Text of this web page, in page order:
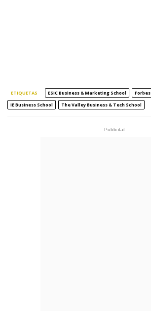
ETIQUETAS ESIC Business & Marketing School Forbes
IE Business School
The Valley Business & Tech School
- Publicitat -